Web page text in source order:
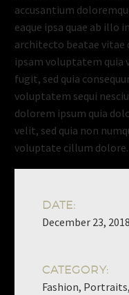
accusantium
eaque ipsa quae ab illo
architecto beatae vitae
ipsam voluptatem quia
fugit, sed quia
voluptatem sequi
dolorem ipsum quia
velit, sed quia non
voluptate cillum dolore.
DATE:
December 23, 2018
CATEGORY:
Fashion,